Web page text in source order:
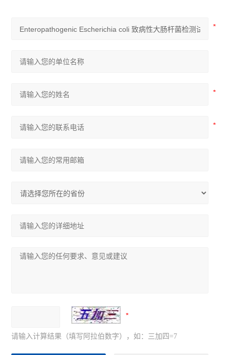
请输入计算结果（填写阿拉伯数字），如：三加四=7